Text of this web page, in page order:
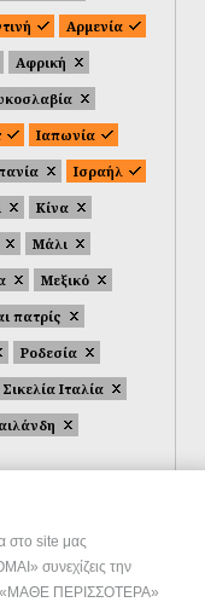
στο site μας
συνεχίζεις την
«ΜΑΘΕ ΠΕΡΙΣΣΟΤΕΡΑ»
Αρμενία
Αφρική
Ιαπωνία
Ισραήλ
Κίνα
Μάλι
Μεξικό
πατρίς
Ροδεσία
Σικελία Ιταλία